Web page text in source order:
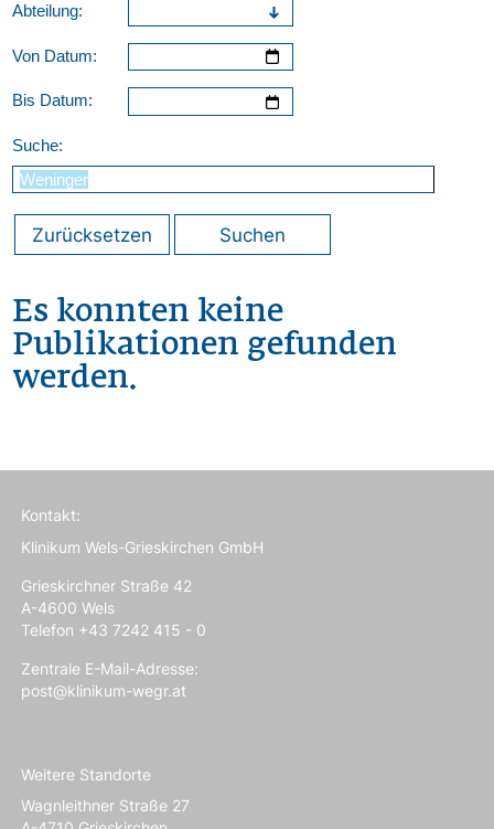
Abteilung:
Von Datum:
Bis Datum:
Suche:
Zurücksetzen Suchen
Es konnten keine
Publikationen gefunden
werden.
Kontakt:
Klinikum Wels-Grieskirchen GmbH
Grieskirchner Straße 42
A-4600 Wels
Telefon +43 7242 415 - 0
Zentrale E-Mail-Adresse:
post@klinikum-wegr.at
Weitere Standorte
Wagnleithner Straße 27